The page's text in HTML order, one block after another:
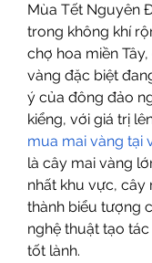
Mùa Tết Nguyên
trong không khí
chợ hoa miền
vàng đặc biệt
ý của đông đảo
mua mai vàng tại
là cây mai vàng
nhất khu vực, cây
thành biểu tượng
nghệ thuật tạo
tốt lành.